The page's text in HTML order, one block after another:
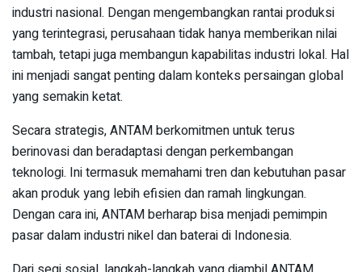
industri nasional. Dengan mengembangkan rantai produksi
yang terintegrasi, perusahaan tidak hanya memberikan nilai
tambah, tetapi juga membangun kapabilitas industri lokal. Hal
ini menjadi sangat penting dalam konteks persaingan global
yang semakin ketat.
Secara strategis, ANTAM berkomitmen untuk terus
berinovasi dan beradaptasi dengan perkembangan
teknologi. Ini termasuk memahami tren dan kebutuhan pasar
akan produk yang lebih efisien dan ramah lingkungan.
Dengan cara ini, ANTAM berharap bisa menjadi pemimpin
pasar dalam industri nikel dan baterai di Indonesia.